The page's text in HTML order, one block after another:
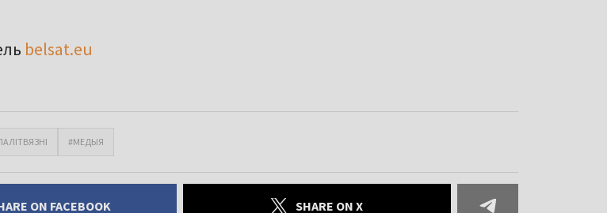
belsat.eu
#МЕДЫЯ
ON FACEBOOK SHARE ON X